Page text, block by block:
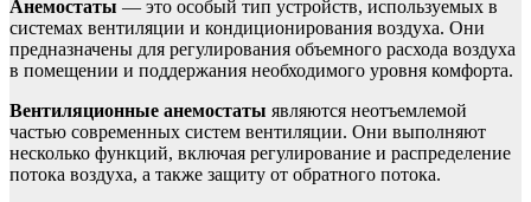
Анемостаты — это особый тип устройств, используемых в
системах вентиляции и кондиционирования воздуха. Они
предназначены для регулирования объемного расхода воздуха
в помещении и поддержания необходимого уровня комфорта.
Вентиляционные анемостаты являются неотъемлемой
частью современных систем вентиляции. Они выполняют
несколько функций, включая регулирование и распределение
потока воздуха, а также защиту от обратного потока.